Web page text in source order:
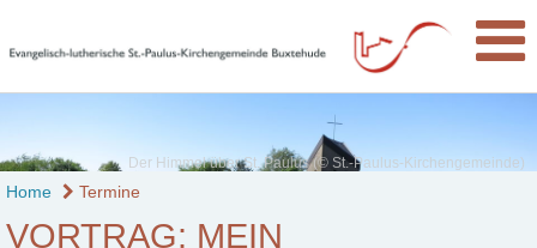
Der Himmel über St. Paulus (© St.-Paulus-Kirchengemeinde)
Home Termine
VORTRAG: MEIN